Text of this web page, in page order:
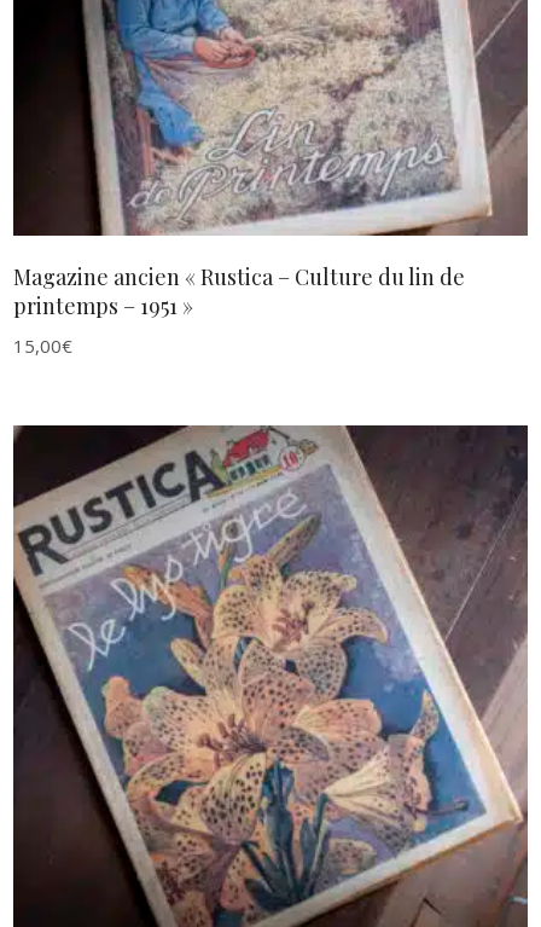
Magazine ancien « Rustica – Culture du lin de
printemps – 1951 »
15,00€
AJOUTER AU PANIER